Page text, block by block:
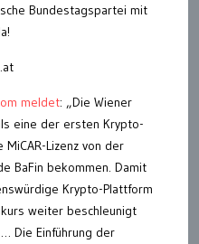
Bundestagspartei mit
meldet: „Die Wiener
eine der ersten Krypto-
Lizenz von der
BaFin bekommen. Damit
Krypto-Plattform
weiter beschleunigt
Die Einführung der